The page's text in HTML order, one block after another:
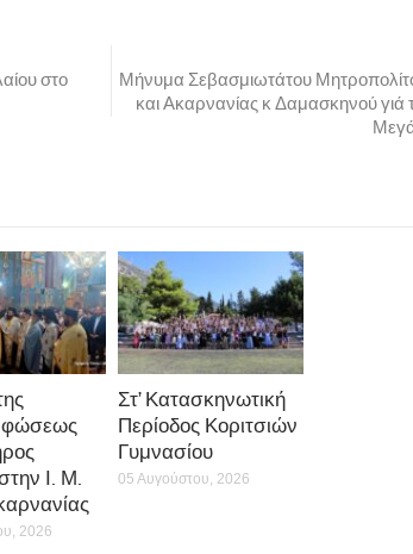
στο
Μήνυμα Σεβασμιωτάτου
και Ακαρνανίας κ Δαμασκηνού γιά
Ι. Μ.
2026
Στ’ Κατασκηνωτική
Περίοδος Κοριτσιών
Γυμνασίου
05 Αυγούστου, 2026